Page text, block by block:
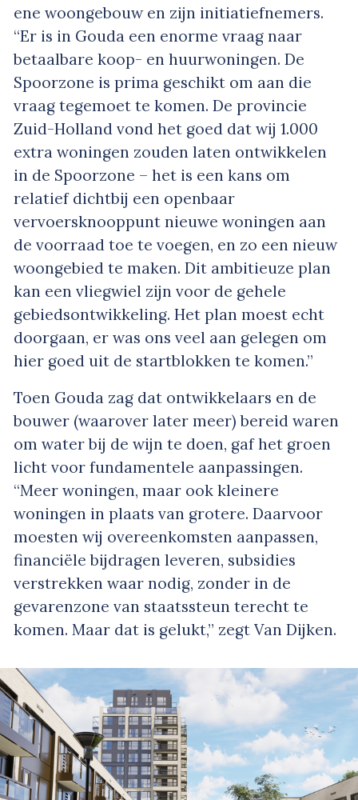
ene woongebouw en zijn initiatiefnemers.
“Er is in Gouda een enorme vraag naar
betaalbare koop- en huurwoningen. De
Spoorzone is prima geschikt om aan die
vraag tegemoet te komen. De provincie
Zuid-Holland vond het goed dat wij 1.000
extra woningen zouden laten ontwikkelen
in de Spoorzone – het is een kans om
relatief dichtbij een openbaar
vervoersknooppunt nieuwe woningen aan
de voorraad toe te voegen, en zo een nieuw
woongebied te maken. Dit ambitieuze plan
kan een vliegwiel zijn voor de gehele
gebiedsontwikkeling. Het plan moest echt
doorgaan, er was ons veel aan gelegen om
hier goed uit de startblokken te komen.”
Toen Gouda zag dat ontwikkelaars en de
bouwer (waarover later meer) bereid waren
om water bij de wijn te doen, gaf het groen
licht voor fundamentele aanpassingen.
“Meer woningen, maar ook kleinere
woningen in plaats van grotere. Daarvoor
moesten wij overeenkomsten aanpassen,
financiële bijdragen leveren, subsidies
verstrekken waar nodig, zonder in de
gevarenzone van staatssteun terecht te
komen. Maar dat is gelukt,” zegt Van Dijken.